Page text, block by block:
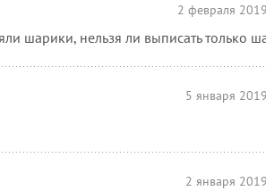
2 февраля
шарики, нельзя ли выписать только
5 января
2 января